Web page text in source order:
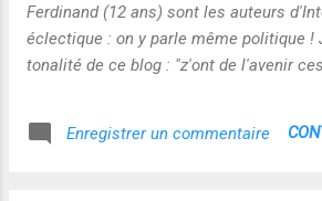
Ferdinand (12 ans) sont les auteurs
éclectique : on y parle même politique !
tonalité de ce blog : "z'ont de l'avenir
Enregistrer un commentaire